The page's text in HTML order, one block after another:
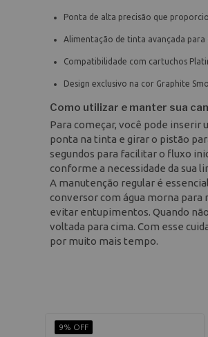
Ponta de alta precisão que
Alimentação de tinta avançada
Compatibilidade com cartuchos
Design exclusivo na cor Graphite
Como utilizar e manter sua
Para começar, você pode inserir
ponta na tinta e girar o pistão
segundos para facilitar o fluxo
conforme a necessidade da sua
A manutenção regular é
conversor com água morna
evitar entupimentos. Quando
voltada para cima. Com esse
por muito mais tempo.
9% OFF